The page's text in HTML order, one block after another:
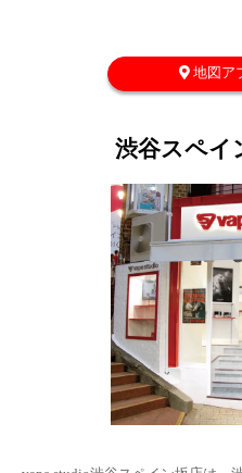
地図ア
渋谷スペイ